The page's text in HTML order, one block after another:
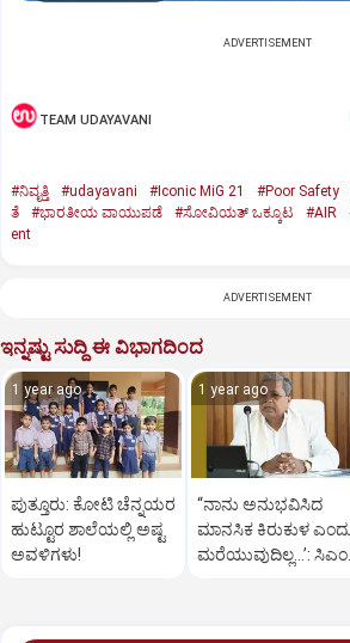
ADVERTISEMENT
TEAM UDAYAVANI
#ನಿವೃತ್ತಿ #udayavani #Iconic MiG 21 #Poor Safety
ತೆ
#ಭಾರತೀಯ ವಾಯುಪಡೆ #ಸೋವಿಯತ್‌ ಒಕ್ಕೂಟ #AIR
ent
ADVERTISEMENT
ಇನ್ನಷ್ಟು ಸುದ್ದಿ ಈ ವಿಭಾಗದಿಂದ
1 year ago
ಪುತ್ತೂರು: ಕೋಟಿ ಚೆನ್ನಯರ
ಹುಟ್ಟೂರ ಶಾಲೆಯಲ್ಲಿ ಅಷ್ಟ
ಅವಳಿಗಳು!
1 year ago
“ನಾನು ಅನುಭವಿಸಿದ
ಮಾನಸಿಕ ಕಿರುಕುಳ
ಮರೆಯುವುದಿಲ್ಲ…’: ಸಿಎಂ